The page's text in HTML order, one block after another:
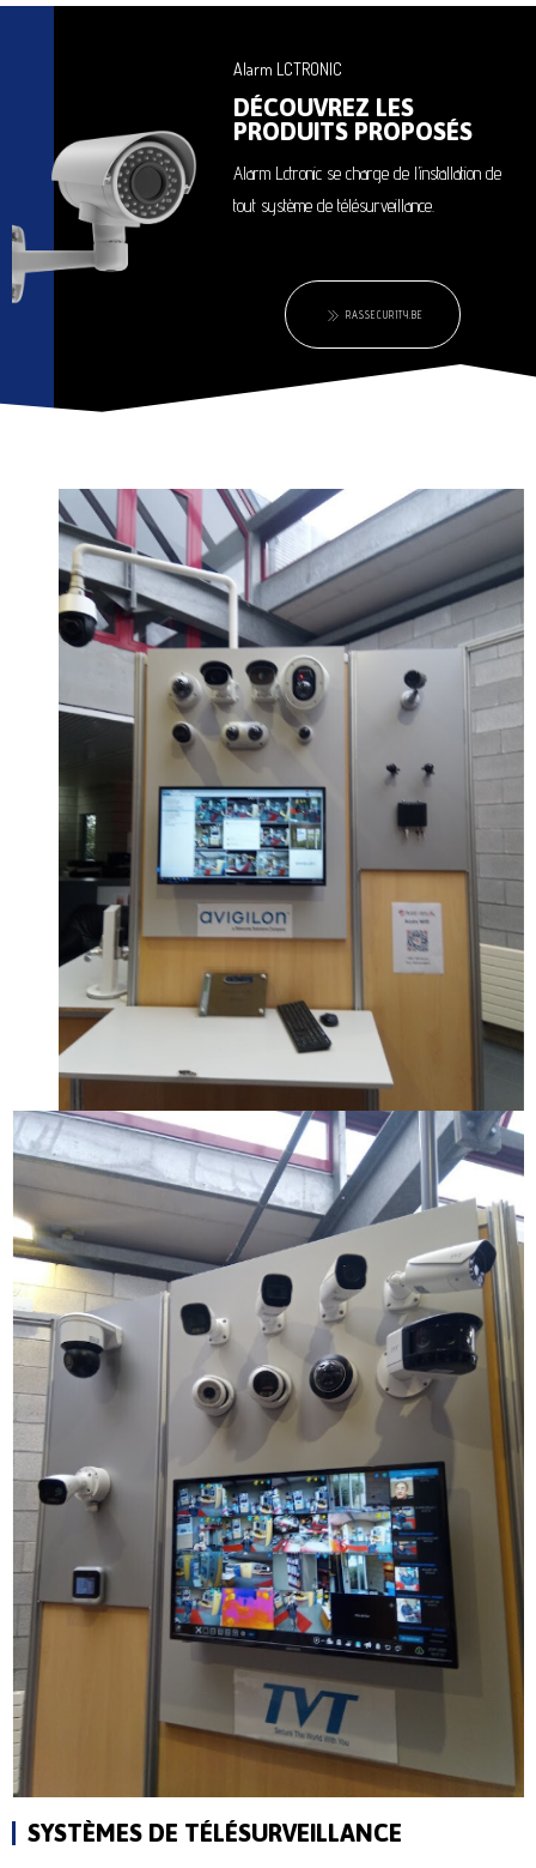
Alarm LCTRONIC
DÉCOUVREZ LES
PRODUITS PROPOSÉS
Alarm Lctronic se charge de l’installation de
tout système de télésurveillance.
RASSECURITY.BE
SYSTÈMES DE TÉLÉSURVEILLANCE